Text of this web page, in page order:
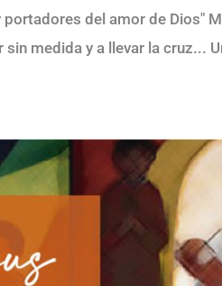
del amor de Dios"
sin medida y a llevar la cruz...